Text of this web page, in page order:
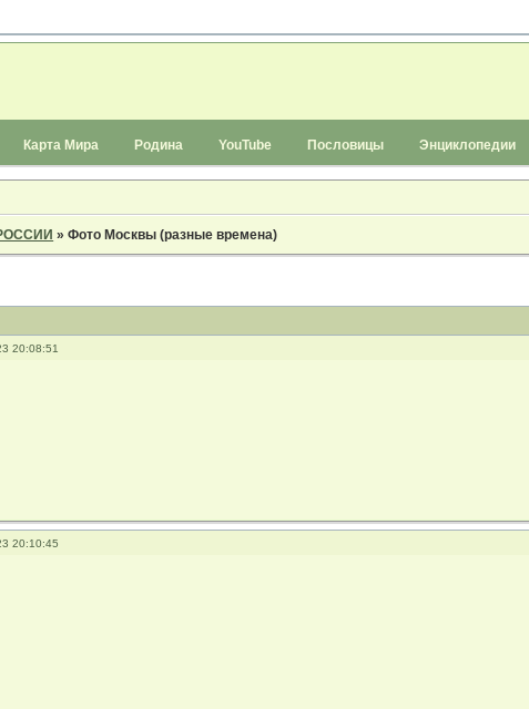
Карта Мира Родина YouTube Пословицы Энциклопедии
»Фото Москвы (разные времена)
20:08:51
20:10:45